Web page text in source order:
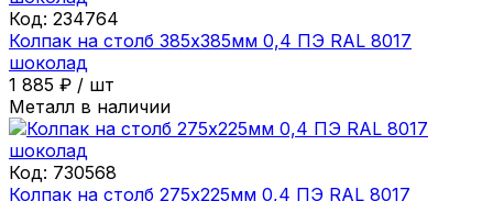
Код: 234764
Колпак на столб 385х385мм 0,4 ПЭ RAL 8017
шоколад
1 885 ₽ / шт
Металл в наличии
Код: 730568
Колпак на столб 275х225мм 0,4 ПЭ RAL 8017